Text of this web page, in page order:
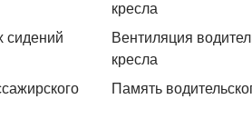
кресла
сидений
Вентиляция
кресла
Память